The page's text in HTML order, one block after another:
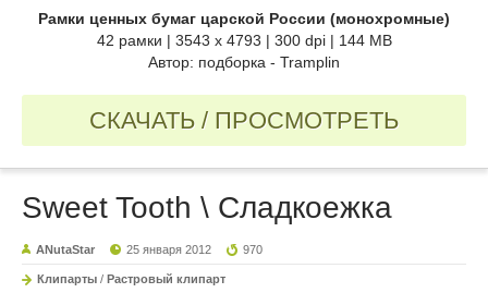
Рамки ценных бумаг царской России (монохромные)
42 рамки | 3543 x 4793 | 300 dpi | 144 MB
Автор: подборка - Tramplin
СКАЧАТЬ / ПРОСМОТРЕТЬ
Sweet Tooth \ Сладкоежка
ANutaStar 25 января 2012 970
Клипарты / Растровый клипарт